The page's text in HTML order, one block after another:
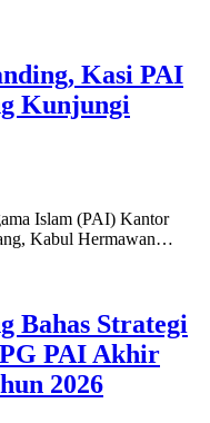
Kasi PAI
Kunjungi
Islam (PAI) Kantor
Kabul Hermawan…
Bahas Strategi
PAI Akhir
2026